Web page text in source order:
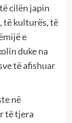
cilën japin
të kulturës, të
e
duke na
të afishuar
në
të tjera